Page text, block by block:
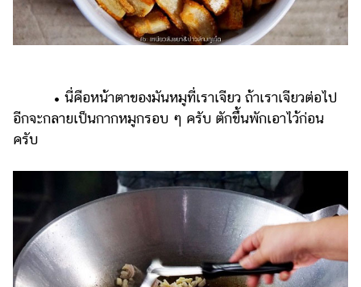
• นี่คือหน้าตาของมันหมูที่เราเจียว ถ้าเราเจียวต่อไป
อีกจะกลายเป็นกากหมูกรอบ ๆ ครับ ตักขึ้นพักเอาไว้ก่อน
ครับ